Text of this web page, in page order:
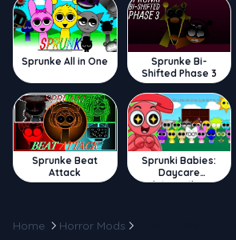
Sprunke All in One
Sprunke Bi-
Shifted Phase 3
Sprunke Beat
Attack
Sprunki Babies:
Daycare
Interactive
Home Horror Mods